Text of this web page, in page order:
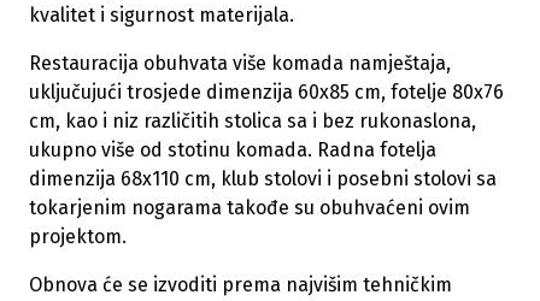
kvalitet i sigurnost materijala.
Restauracija obuhvata više komada namještaja,
uključujući trosjede dimenzija 60x85 cm, fotelje 80x76
cm, kao i niz različitih stolica sa i bez rukonaslona,
ukupno više od stotinu komada. Radna fotelja
dimenzija 68x110 cm, klub stolovi i posebni stolovi sa
tokarjenim nogarama takođe su obuhvaćeni ovim
projektom.
Obnova će se izvoditi prema najvišim tehničkim